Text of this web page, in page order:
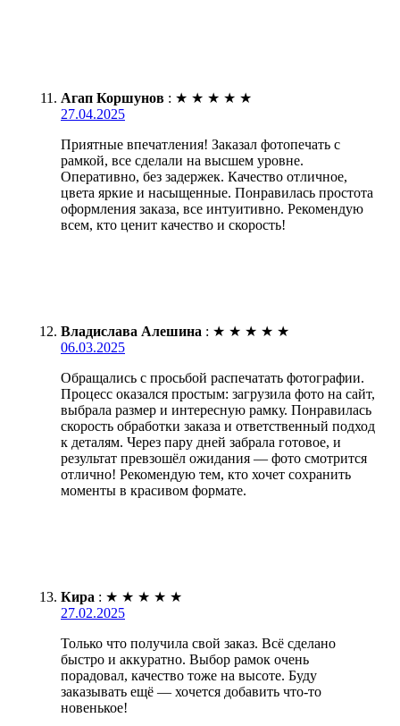
Агап Коршунов : ★ ★ ★ ★ ★
27.04.2025
Приятные впечатления! Заказал фотопечать с
рамкой, все сделали на высшем уровне.
Оперативно, без задержек. Качество отличное,
цвета яркие и насыщенные. Понравилась простота
оформления заказа, все интуитивно. Рекомендую
всем, кто ценит качество и скорость!
Владислава Алешина : ★ ★ ★ ★ ★
06.03.2025
Обращались с просьбой распечатать фотографии.
Процесс оказался простым: загрузила фото на сайт,
выбрала размер и интересную рамку. Понравилась
скорость обработки заказа и ответственный подход
к деталям. Через пару дней забрала готовое, и
результат превзошёл ожидания — фото смотрится
отлично! Рекомендую тем, кто хочет сохранить
моменты в красивом формате.
Кира : ★ ★ ★ ★ ★
27.02.2025
Только что получила свой заказ. Всё сделано
быстро и аккуратно. Выбор рамок очень
порадовал, качество тоже на высоте. Буду
заказывать ещё — хочется добавить что-то
новенькое!